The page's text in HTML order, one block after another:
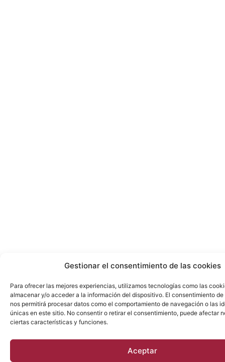
Gestionar el consentimiento de las cookies
Para ofrecer las mejores experiencias, utilizamos tecnologías como las
almacenar y/o acceder a la información del dispositivo. El consentimiento
nos permitirá procesar datos como el comportamiento de navegación o las
únicas en este sitio. No consentir o retirar el consentimiento, puede afectar
ciertas características y funciones.
Aceptar